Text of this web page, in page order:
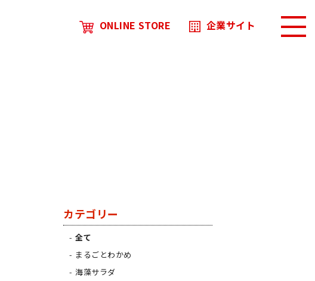
ONLINE STORE 企業サイト
カテゴリー
全て
まるごとわかめ
海藻サラダ